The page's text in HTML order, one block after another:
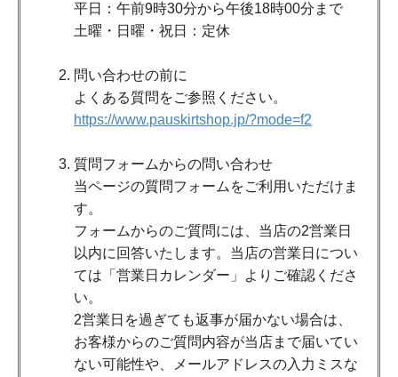
平日：午前9時30分から午後18時00分まで
土曜・日曜・祝日：定休
問い合わせの前に
よくある質問をご参照ください。
https://www.pauskirtshop.jp/?mode=f2
質問フォームからの問い合わせ
当ページの質問フォームをご利用いただけま
す。
フォームからのご質問には、当店の2営業日
以内に回答いたします。当店の営業日につい
ては「営業日カレンダー」よりご確認くださ
い。
2営業日を過ぎても返事が届かない場合は、
お客様からのご質問内容が当店まで届いてい
ない可能性や、メールアドレスの入力ミスな